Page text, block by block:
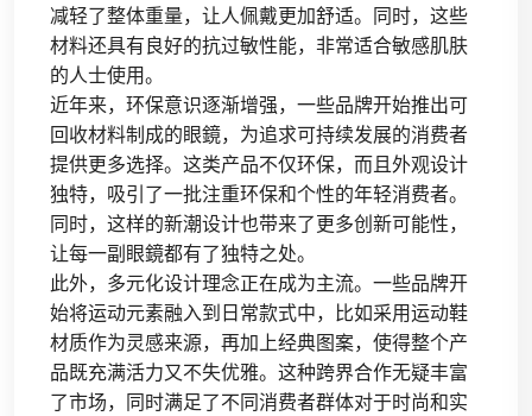
减轻了整体重量，让人佩戴更加舒适。同时，这些
材料还具有良好的抗过敏性能，非常适合敏感肌肤
的人士使用。
近年来，环保意识逐渐增强，一些品牌开始推出可
回收材料制成的眼鏡，为追求可持续发展的消费者
提供更多选择。这类产品不仅环保，而且外观设计
独特，吸引了一批注重环保和个性的年轻消费者。
同时，这样的新潮设计也带来了更多创新可能性，
让每一副眼鏡都有了独特之处。
此外，多元化设计理念正在成为主流。一些品牌开
始将运动元素融入到日常款式中，比如采用运动鞋
材质作为灵感来源，再加上经典图案，使得整个产
品既充满活力又不失优雅。这种跨界合作无疑丰富
了市场，同时满足了不同消费者群体对于时尚和实